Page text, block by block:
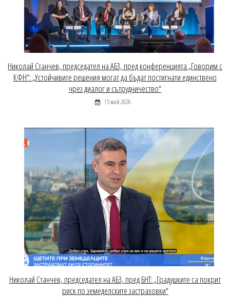
Николай Станчев, председател на АБЗ, пред конференцията „Говорим с
КФН“: „Устойчивите решения могат да бъдат постигнати единствено
чрез диалог и сътрудничество“
15 май 2026
Николай Станчев, председател на АБЗ, пред БНТ: „Градушките са покрит
риск по земеделските застраховки“